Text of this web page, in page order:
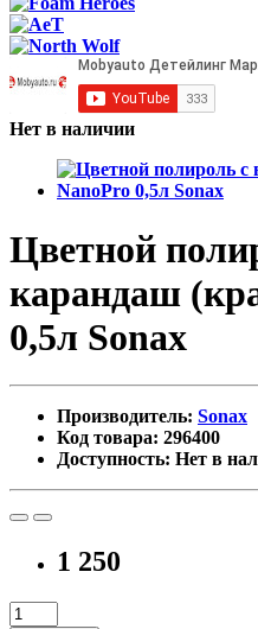
Нет в наличии
Цветной
карандаш
0,5л Sonax
Производитель: Sonax
Код товара: 296400
Доступность: Нет в
1 250